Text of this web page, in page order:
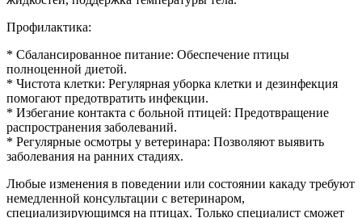
Профилактика:
* Сбалансированное питание: Обеспечение птицы
полноценной диетой.
* Чистота клетки: Регулярная уборка клетки и дезинфекция
помогают предотвратить инфекции.
* Избегание контакта с больной птицей: Предотвращение
распространения заболеваний.
* Регулярные осмотры у ветеринара: Позволяют выявить
заболевания на ранних стадиях.
Любые изменения в поведении или состоянии какаду требуют
немедленной консультации с ветеринаром,
специализирующимся на птицах. Только специалист сможет